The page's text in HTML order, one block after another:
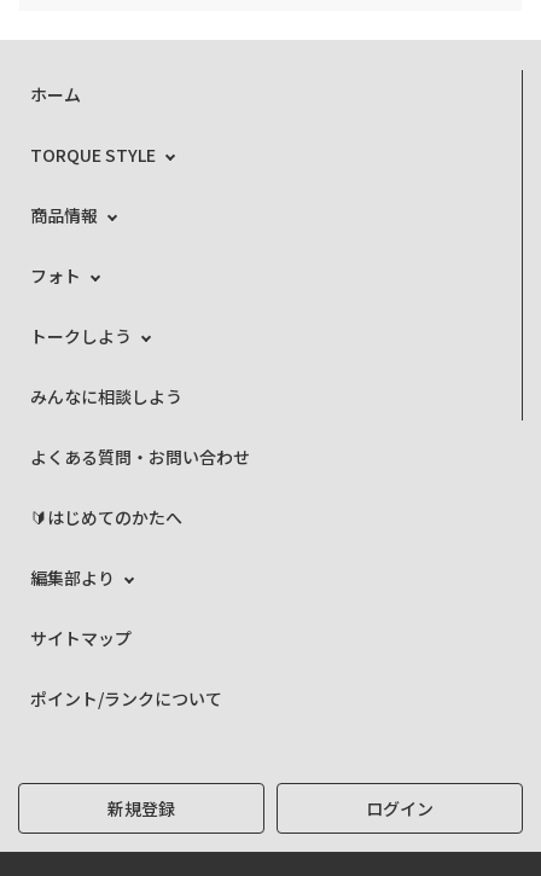
ホーム
TORQUE STYLE
商品情報
フォト
トークしよう
みんなに相談しよう
よくある質問・お問い合わせ
🔰はじめてのかたへ
編集部より
サイトマップ
ポイント/ランクについて
新規登録 ログイン